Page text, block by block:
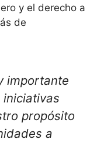
y el derecho a
de
importante
propósito
a